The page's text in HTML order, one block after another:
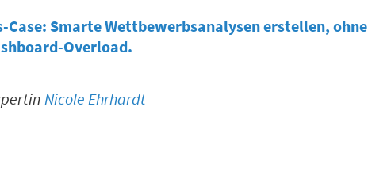
Case: Smarte Wettbewerbsanalysen erstellen, ohne
Overload.
Nicole Ehrhardt